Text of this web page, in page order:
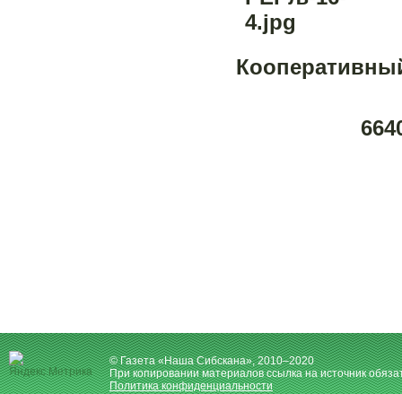
© Газета «Наша Сибскана», 2010–2020
При копировании материалов ссылка на источник
Политика конфиденциальности